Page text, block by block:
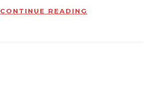
CONTINUE READING